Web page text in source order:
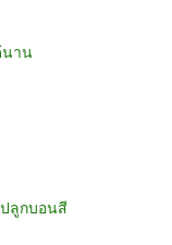
นาน
ลูกบอนสี